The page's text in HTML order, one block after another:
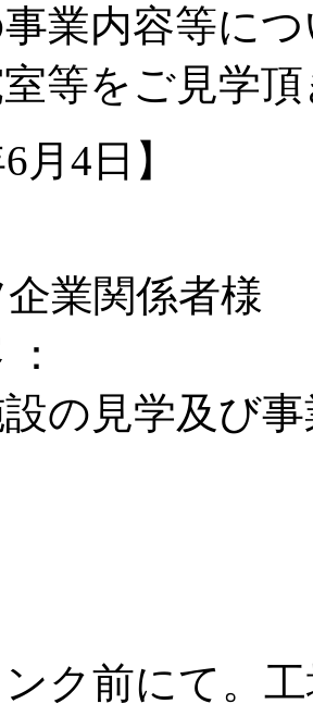
業内容等に
等をご見学
月4日】
企業関係者様
の見学及び
ク前にて。